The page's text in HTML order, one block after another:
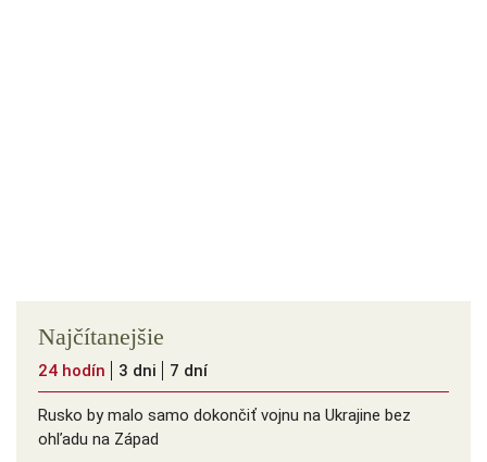
Najčítanejšie
24 hodín 3 dni 7 dní
Rusko by malo samo dokončiť vojnu na Ukrajine bez
ohľadu na Západ